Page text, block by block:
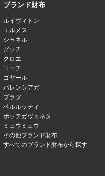
ブランド財布
ルイヴィトン
エルメス
シャネル
グッチ
クロエ
コーチ
ゴヤール
バレンシアガ
プラダ
ベルルッティ
ボッテガヴェネタ
ミュウミュウ
その他ブランド財布
すべてのブランド財布から探す